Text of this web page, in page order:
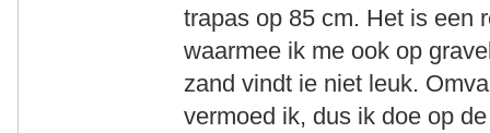
trapas op 85 cm. Het is een
waarmee ik me ook op
zand vindt ie niet leuk.
vermoed ik, dus ik doe op